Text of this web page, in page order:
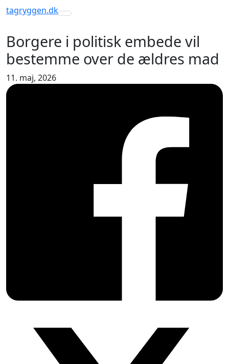
tagryggen.dk
Toggle navigation
Borgere i politisk embede vil
bestemme over de ældres mad
11. maj, 2026